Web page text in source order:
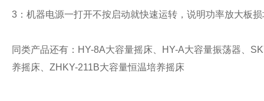
3 ：机器电源一打开不按启动就快速运转，说明功率放大板
同类产品还有： HY-8A大容量摇床、 HY-A大容量振荡器、
养摇床、 ZHKY-211B大容量恒温培养摇床